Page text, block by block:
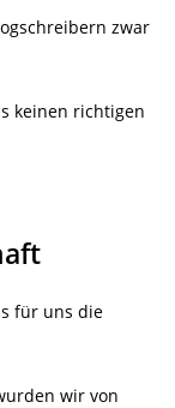
zwar
keinen richtigen
für uns die
wir von